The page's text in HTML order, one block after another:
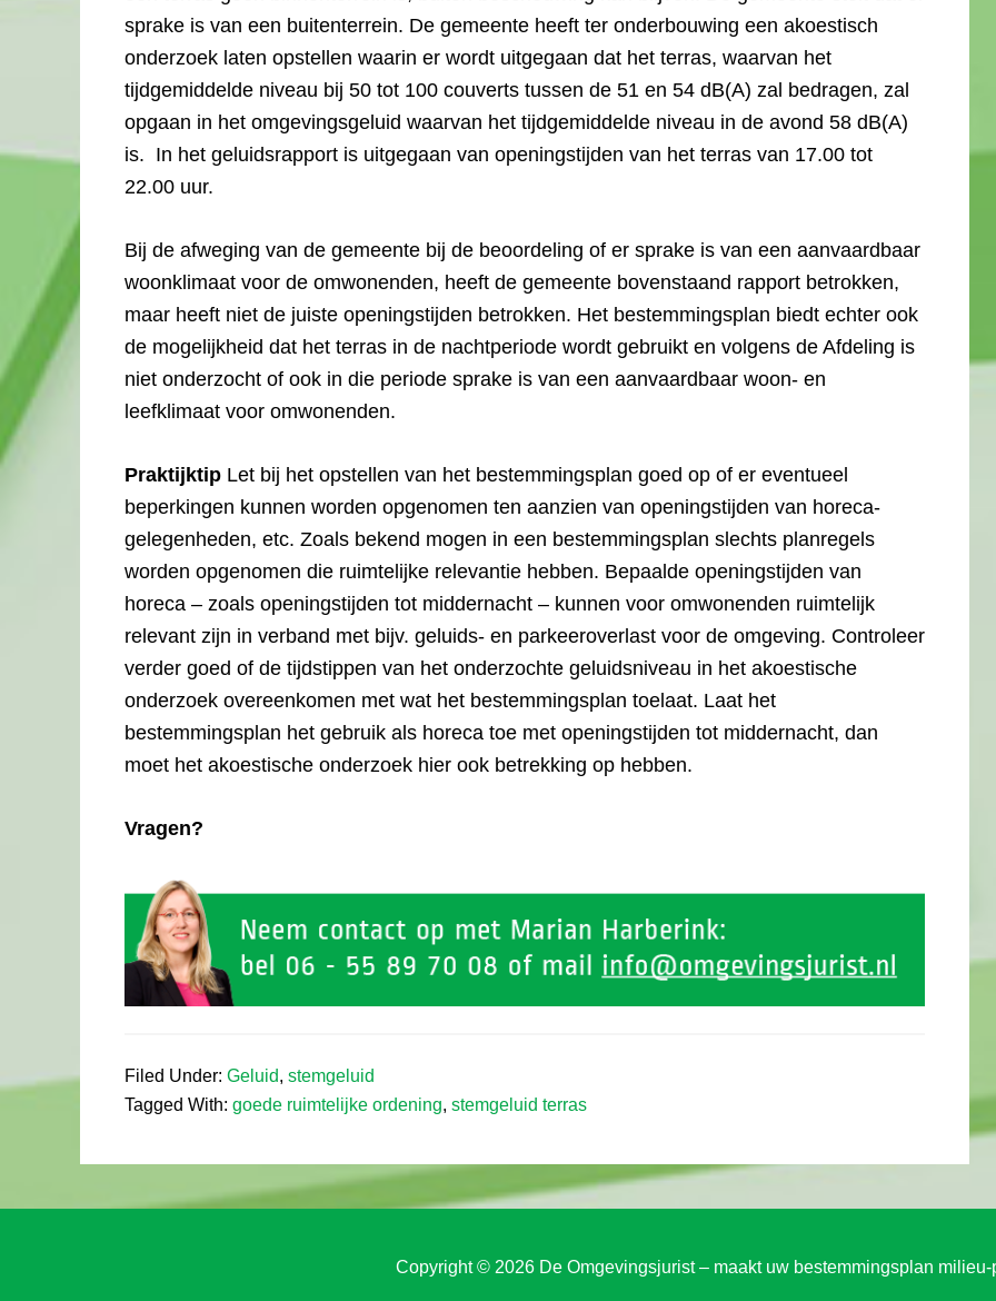
sprake is van een buitenterrein. De gemeente heeft ter onderbouwing een akoestisch
onderzoek laten opstellen waarin er wordt uitgegaan dat het terras, waarvan het
tijdgemiddelde niveau bij 50 tot 100 couverts tussen de 51 en 54 dB(A) zal bedragen, zal
opgaan in het omgevingsgeluid waarvan het tijdgemiddelde niveau in de avond 58 dB(A)
is. In het geluidsrapport is uitgegaan van openingstijden van het terras van 17.00 tot
22.00 uur.
Bij de afweging van de gemeente bij de beoordeling of er sprake is van een aanvaardbaar
woonklimaat voor de omwonenden, heeft de gemeente bovenstaand rapport betrokken,
maar heeft niet de juiste openingstijden betrokken. Het bestemmingsplan biedt echter ook
de mogelijkheid dat het terras in de nachtperiode wordt gebruikt en volgens de Afdeling is
niet onderzocht of ook in die periode sprake is van een aanvaardbaar woon- en
leefklimaat voor omwonenden.
Praktijktip Let bij het opstellen van het bestemmingsplan goed op of er eventueel
beperkingen kunnen worden opgenomen ten aanzien van openingstijden van horeca-
gelegenheden, etc. Zoals bekend mogen in een bestemmingsplan slechts planregels
worden opgenomen die ruimtelijke relevantie hebben. Bepaalde openingstijden van
horeca – zoals openingstijden tot middernacht – kunnen voor omwonenden ruimtelijk
relevant zijn in verband met bijv. geluids- en parkeeroverlast voor de omgeving. Controleer
verder goed of de tijdstippen van het onderzochte geluidsniveau in het akoestische
onderzoek overeenkomen met wat het bestemmingsplan toelaat. Laat het
bestemmingsplan het gebruik als horeca toe met openingstijden tot middernacht, dan
moet het akoestische onderzoek hier ook betrekking op hebben.
Vragen?
Filed Under: Geluid, stemgeluid
Tagged With: goede ruimtelijke ordening, stemgeluid terras
Copyright © 2026 De Omgevingsjurist – maakt uw bestemmingsplan milieu-